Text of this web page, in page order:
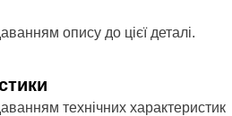
опису до цієї деталі.
технічних характеристик